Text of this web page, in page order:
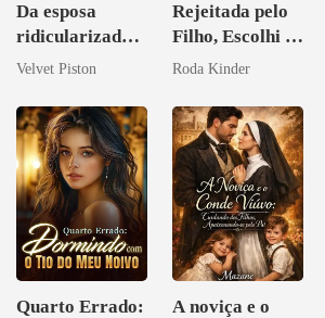
Da esposa
ridicularizada à
irmã que
desafiar
Velvet Piston
Rejeitada pelo
Filho, Escolhi o
Don
Roda Kinder
Quarto Errado:
A noviça e o